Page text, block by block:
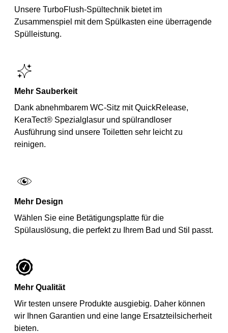
Unsere TurboFlush-Spültechnik bietet im
Zusammenspiel mit dem Spülkasten eine überragende
Spülleistung.
Mehr Sauberkeit
Dank abnehmbarem WC-Sitz mit QuickRelease,
KeraTect® Spezialglasur und spülrandloser
Ausführung sind unsere Toiletten sehr leicht zu
reinigen.
Mehr Design
Wählen Sie eine Betätigungsplatte für die
Spülauslösung, die perfekt zu Ihrem Bad und Stil passt.
Mehr Qualität
Wir testen unsere Produkte ausgiebig. Daher können
wir Ihnen Garantien und eine lange Ersatzteilsicherheit
bieten.